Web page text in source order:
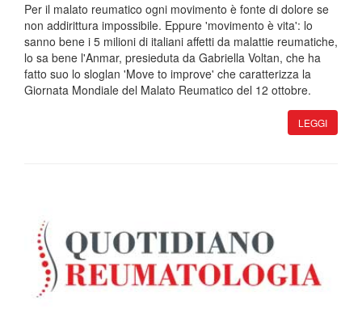
Per il malato reumatico ogni movimento è fonte di dolore se
non addirittura impossibile. Eppure 'movimento è vita': lo
sanno bene i 5 milioni di italiani affetti da malattie reumatiche,
lo sa bene l'Anmar, presieduta da Gabriella Voltan, che ha
fatto suo lo sloglan 'Move to improve' che caratterizza la
Giornata Mondiale del Malato Reumatico del 12 ottobre.
LEGGI